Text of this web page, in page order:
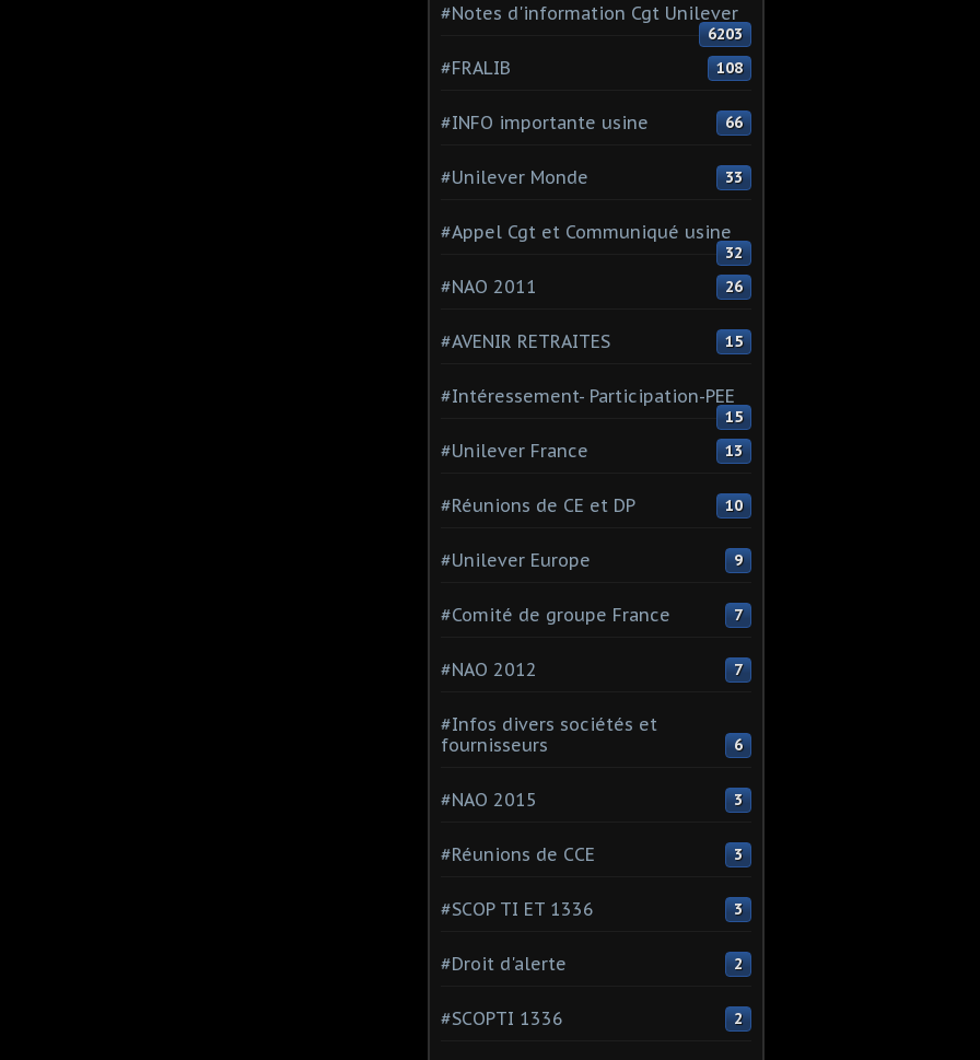
#Notes d'information Cgt Unilever
6203
#FRALIB 108
#INFO importante usine 66
#Unilever Monde 33
#Appel Cgt et Communiqué usine
32
#NAO 2011 26
#AVENIR RETRAITES 15
#Intéressement- Participation-PEE
15
#Unilever France 13
#Réunions de CE et DP 10
#Unilever Europe 9
#Comité de groupe France 7
#NAO 2012 7
#Infos divers sociétés et
fournisseurs
6
#NAO 2015 3
#Réunions de CCE 3
#SCOP TI ET 1336 3
#Droit d'alerte 2
#SCOPTI 1336 2